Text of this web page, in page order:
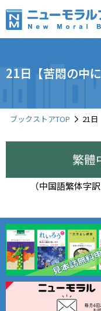
21日【苦悶の中
ブックストアTOP 21日
繁體
（中国語繁体字